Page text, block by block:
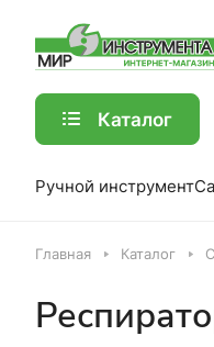
Каталог
Ручной инструмент
Главная Каталог